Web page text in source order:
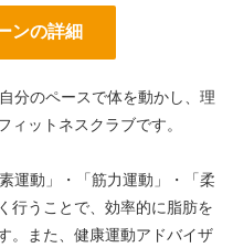
ンの詳細
分のペースで体を動かし、理
ィットネスクラブです。
運動」・「筋力運動」・「柔
行うことで、効率的に脂肪を
。また、健康運動アドバイザ